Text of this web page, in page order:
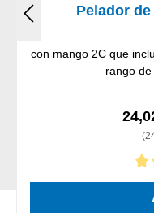
Pelador de
con mango 2C que
rango
Calificación promedio